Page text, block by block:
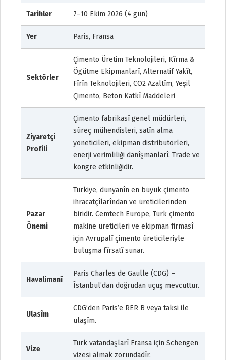
Tarihler 7–10 Ekim 2026 (4 gün)
Yer Paris, Fransa
Sektörler
Çimento Üretim Teknolojileri, Kîrma &
Ögütme Ekipmanlarî, Alternatif Yakît,
Fîrîn Teknolojileri, CO2 Azaltîm, Yeşil
Çimento, Beton Katkî Maddeleri
Ziyaretçi
Profili
Çimento fabrikasî genel müdürleri,
süreç mühendisleri, satîn alma
yöneticileri, ekipman distributörleri,
enerji verimliliği danîşmanlarî. Trade ve
kongre etkinliğidir.
Pazar
Önemi
Türkiye, dünyanîn en büyük çimento
ihracatçîlarîndan ve üreticilerinden
biridir. Cemtech Europe, Türk çimento
makine üreticileri ve ekipman firmasî
için Avrupalî çimento üreticileriyle
buluşma fîrsatî sunar.
Havalimanî
Paris Charles de Gaulle (CDG) –
Îstanbul’dan doğrudan uçuş mevcuttur.
Ulasîm
CDG’den Paris’e RER B veya taksi ile
ulaşîm.
Vize
Türk vatandaşlarî Fransa için Schengen
vizesi almak zorundadîr.